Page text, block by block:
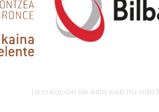
La creación de esta web ha sido